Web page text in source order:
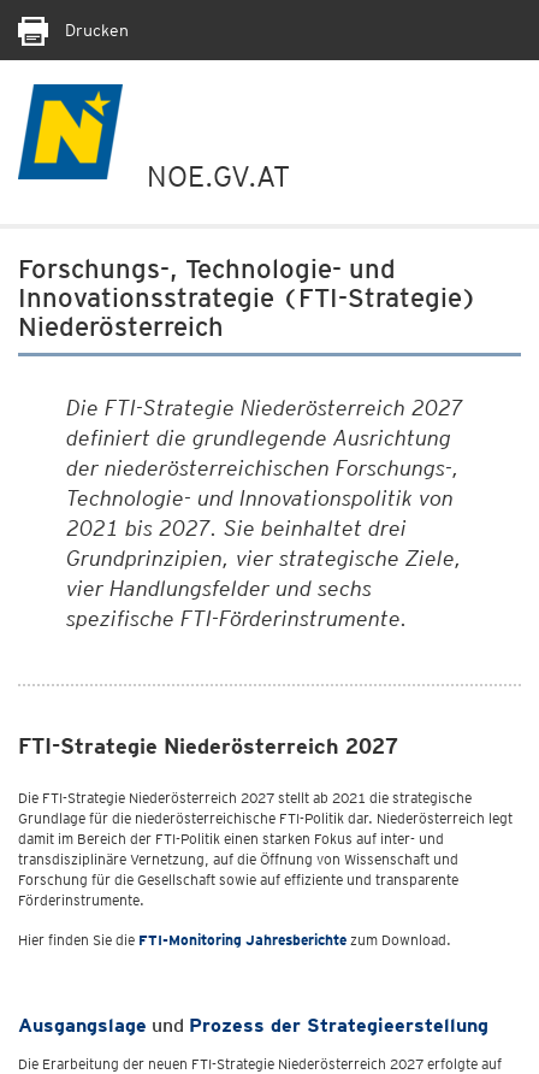
Drucken
NOE.GV.AT
Forschungs-, Technologie- und
Innovationsstrategie (FTI-Strategie)
Niederösterreich
Die FTI-Strategie Niederösterreich 2027
definiert die grundlegende Ausrichtung
der niederösterreichischen Forschungs-,
Technologie- und Innovationspolitik von
2021 bis 2027. Sie beinhaltet drei
Grundprinzipien, vier strategische Ziele,
vier Handlungsfelder und sechs
spezifische FTI-Förderinstrumente.
FTI-Strategie Niederösterreich 2027
Die FTI-Strategie Niederösterreich 2027 stellt ab 2021 die strategische
Grundlage für die niederösterreichische FTI-Politik dar. Niederösterreich legt
damit im Bereich der FTI-Politik einen starken Fokus auf inter- und
transdisziplinäre Vernetzung, auf die Öffnung von Wissenschaft und
Forschung für die Gesellschaft sowie auf effiziente und transparente
Förderinstrumente.
Hier finden Sie die FTI-Monitoring Jahresberichte zum Download.
Ausgangslage und Prozess der Strategieerstellung
Die Erarbeitung der neuen FTI-Strategie Niederösterreich 2027 erfolgte auf